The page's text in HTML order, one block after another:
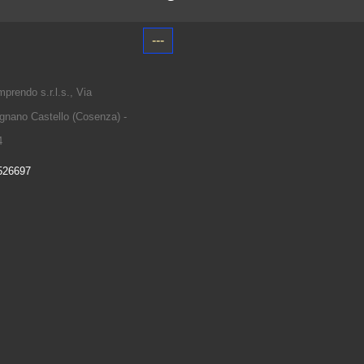
s.r.l.s., Via
Castello (Cosenza) -
---